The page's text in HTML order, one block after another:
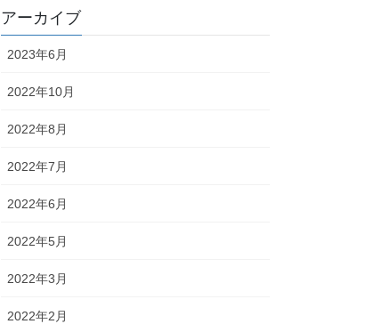
アーカイブ
2023年6月
2022年10月
2022年8月
2022年7月
2022年6月
2022年5月
2022年3月
2022年2月